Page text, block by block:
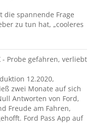
die spannende Frage
zu tun hat, „cooleres
- Probe gefahren, verliebt
12.2020,
zwei Monate auf sich
Antworten von Ford,
Freude am Fahren,
Ford Pass App auf